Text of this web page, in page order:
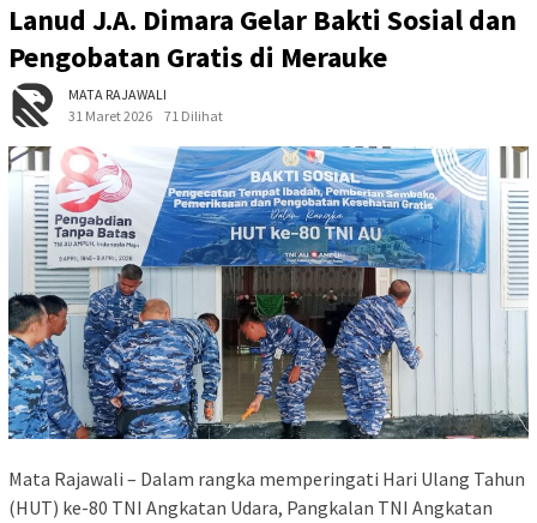
Lanud J.A. Dimara Gelar Bakti Sosial dan
Pengobatan Gratis di Merauke
MATA RAJAWALI
31 Maret 2026
71 Dilihat
Mata Rajawali – Dalam rangka memperingati Hari Ulang Tahun
(HUT) ke-80 TNI Angkatan Udara, Pangkalan TNI Angkatan